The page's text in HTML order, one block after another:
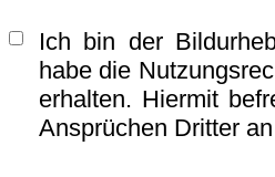
Ich bin der
habe die
erhalten. Hiermit
Ansprüchen Dritter